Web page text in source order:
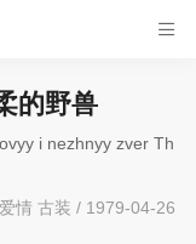
的野兽
i nezhnyy zver Th
情 古装/ 1979-04-26